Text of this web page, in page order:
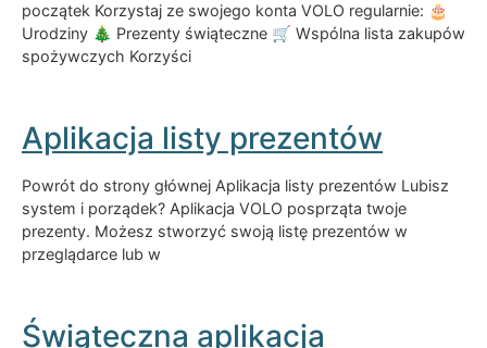
początek Korzystaj ze swojego konta VOLO regularnie: 🎂
Urodziny 🎄 Prezenty świąteczne 🛒 Wspólna lista zakupów
spożywczych Korzyści
Aplikacja listy prezentów
Powrót do strony głównej Aplikacja listy prezentów Lubisz
system i porządek? Aplikacja VOLO posprząta twoje
prezenty. Możesz stworzyć swoją listę prezentów w
przeglądarce lub w
Świąteczna aplikacja